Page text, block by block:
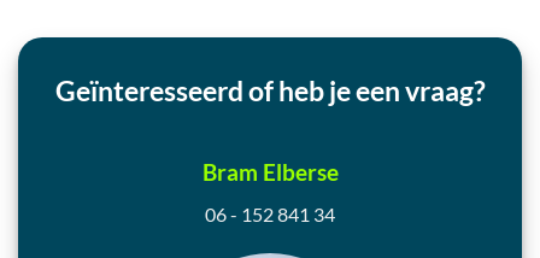
Geïnteresseerd of heb je een vraag?
Bram Elberse
06 - 152 841 34